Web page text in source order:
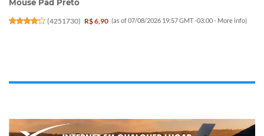
Mouse Pad Preto
(4251730) R$ 6,90 (as of 07/08/2026 19:57 GMT -03:00 - More info)